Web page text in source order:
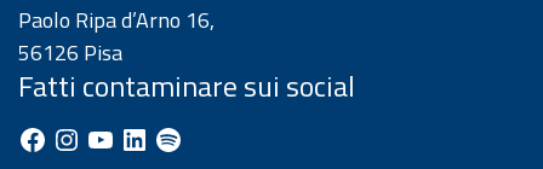
Paolo Ripa d’Arno 16,
56126 Pisa
Fatti contaminare sui social
Facebook
Instagram
YouTube
LinkedInSpotify